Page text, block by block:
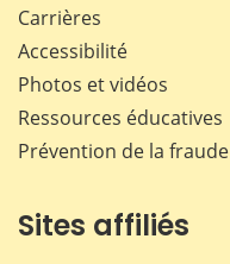
Carrières
Accessibilité
Photos et vidéos
Ressources éducatives
Prévention de la fraude
Sites affiliés